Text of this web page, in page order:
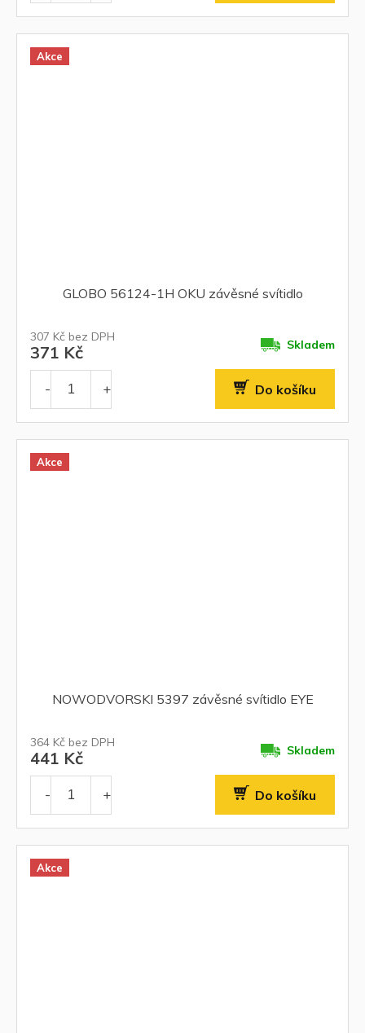
Akce
GLOBO 56124-1H OKU závěsné svítidlo
307 Kč bez DPH
371 Kč Skladem
Do košíku
Akce
NOWODVORSKI 5397 závěsné svítidlo EYE
364 Kč bez DPH
441 Kč Skladem
Do košíku
Akce